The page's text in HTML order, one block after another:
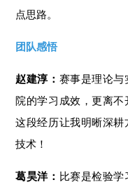
点思路。
团队感悟
赵建淳： 赛事是理论与
院的学习成效，更离不
这段经历让我明晰深
技术！
葛昊洋： 比赛是检验